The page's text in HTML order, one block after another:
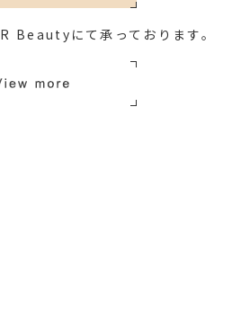
Beautyにて承っております。